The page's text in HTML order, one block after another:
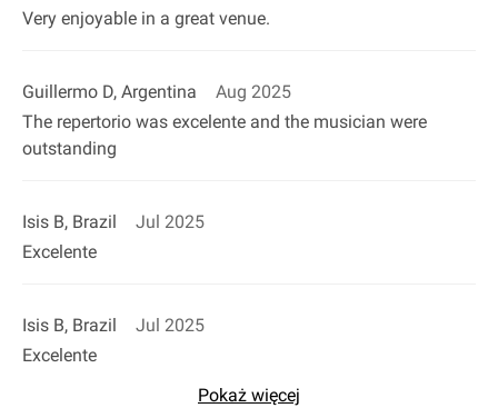
Very enjoyable in a great venue.
Guillermo D, Argentina
Aug 2025
The repertorio was excelente and the musician were
outstanding
Isis B, Brazil
Jul 2025
Excelente
Isis B, Brazil
Jul 2025
Excelente
Pokaż więcej